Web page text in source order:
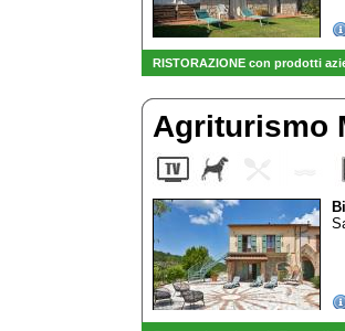
RISTORAZIONE con prodotti
Agriturismo